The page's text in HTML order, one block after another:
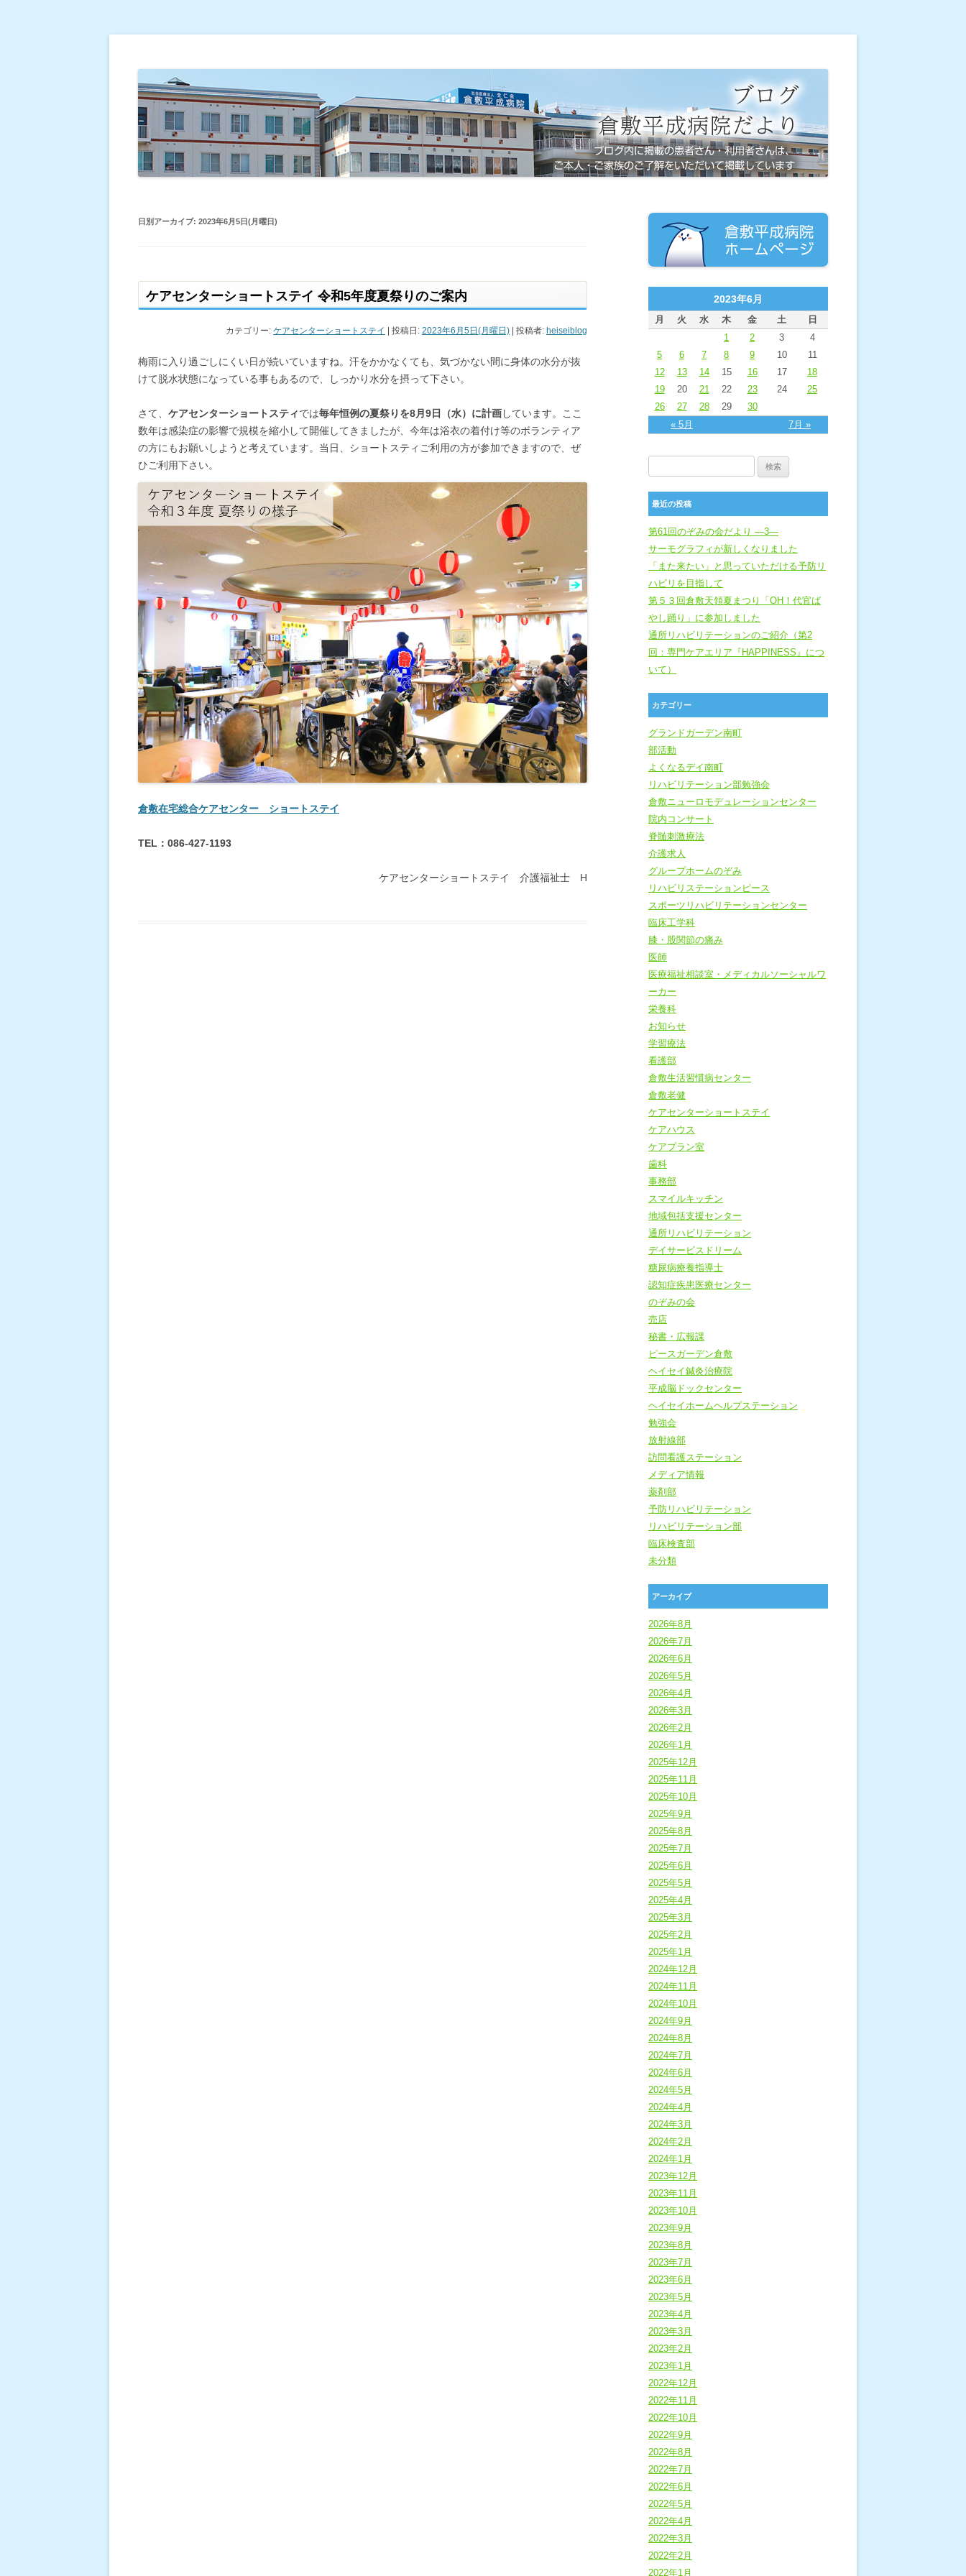
倉敷平成病院だより
日別アーカイブ: 2023年6月5日(月曜日)
ケアセンターショートステイ 令和5年度夏祭りのご案内
カテゴリー: ケアセンターショートステイ | 投稿日: 2023年6月5日(月曜日)| 投稿者: heiseiblog
梅雨に入り過ごしにくい日が続いていますね。汗をかかなくても、気づかない間に身体の水分が抜
けて脱水状態になっている事もあるので、しっかり水分を摂って下さい。
さて、 ケアセンターショートスティでは毎年恒例の夏祭りを8月9日（水）に計画しています。ここ
数年は感染症の影響で規模を縮小して開催してきましたが、今年は浴衣の着付け等のボランティア
の方にもお願いしようと考えています。当日、ショートスティご利用の方が参加できますので、ぜ
ひご利用下さい。
倉敷在宅総合ケアセンター ショートステイ
TEL：086-427-1193
ケアセンターショートステイ 介護福祉士 H
2023年6月
月 火 水 木 金 土 日
« 5月 7月 »
1 2 3
4
5
6 7 8 9 10
11
12
13 14 15 16 17
18
19
20 21 22 23 24
25
26
27 28 29 30
最近の投稿
第61回のぞみの会だより ―3―
サーモグラフィが新しくなりました
「また来たい」と思っていただける予防リ
ハビリを目指して
第５３回倉敷天領夏まつり「OH！代官ば
やし踊り」に参加しました
通所リハビリテーションのご紹介（第2
回：専門ケアエリア『HAPPINESS』につ
いて）
カテゴリー
グランドガーデン南町
部活動
よくなるデイ南町
リハビリテーション部勉強会
倉敷ニューロモデュレーションセンター
院内コンサート
脊髄刺激療法
介護求人
グループホームのぞみ
リハビリステーションピース
スポーツリハビリテーションセンター
臨床工学科
膝・股関節の痛み
医師
医療福祉相談室・メディカルソーシャルワ
ーカー
栄養科
お知らせ
学習療法
看護部
倉敷生活習慣病センター
倉敷老健
ケアセンターショートステイ
ケアハウス
ケアプラン室
歯科
事務部
スマイルキッチン
地域包括支援センター
通所リハビリテーション
デイサービスドリーム
糖尿病療養指導士
認知症疾患医療センター
のぞみの会
売店
秘書・広報課
ピースガーデン倉敷
ヘイセイ鍼灸治療院
平成脳ドックセンター
ヘイセイホームヘルプステーション
勉強会
放射線部
訪問看護ステーション
メディア情報
薬剤部
予防リハビリテーション
リハビリテーション部
臨床検査部
未分類
アーカイブ
2026年8月
2026年7月
2026年6月
2026年5月
2026年4月
2026年3月
2026年2月
2026年1月
2025年12月
2025年11月
2025年10月
2025年9月
2025年8月
2025年7月
2025年6月
2025年5月
2025年4月
2025年3月
2025年2月
2025年1月
2024年12月
2024年11月
2024年10月
2024年9月
2024年8月
2024年7月
2024年6月
2024年5月
2024年4月
2024年3月
2024年2月
2024年1月
2023年12月
2023年11月
2023年10月
2023年9月
2023年8月
2023年7月
2023年6月
2023年5月
2023年4月
2023年3月
2023年2月
2023年1月
2022年12月
2022年11月
2022年10月
2022年9月
2022年8月
2022年7月
2022年6月
2022年5月
2022年4月
2022年3月
2022年2月
2022年1月